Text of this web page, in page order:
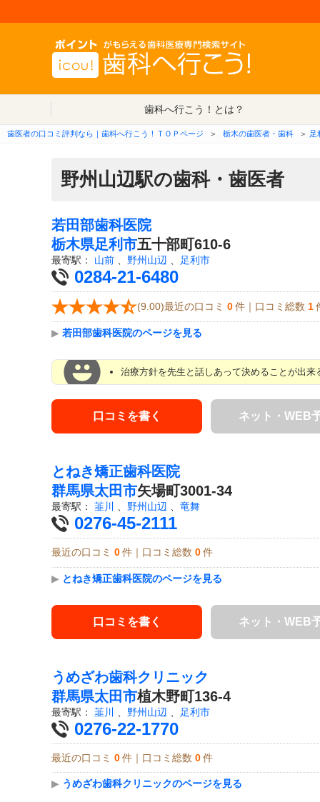
歯科へ行こう！とは？
歯医者の口コミ評判なら｜歯科へ行こう！ＴＯＰページ ＞ 栃木の歯医者・歯科 ＞ 足
野州山辺駅の歯科・歯医者
若田部歯科医院
栃木県足利市五十部町610-6
最寄駅： 山前 野州山辺 足利市
0284-21-6480
(9.00)最近の口コミ 0 件｜口コミ総数 1
▶ 若田部歯科医院のページを見る
治療方針を先生と話しあって決めることが出
口コミを書く ネット・WEB
とねき矯正歯科医院
群馬県太田市矢場町3001-34
最寄駅： 韮川 野州山辺 竜舞
0276-45-2111
最近の口コミ 0 件｜口コミ総数 0 件
▶ とねき矯正歯科医院のページを見る
口コミを書く ネット・WEB
うめざわ歯科クリニック
群馬県太田市植木野町136-4
最寄駅： 韮川 野州山辺 足利市
0276-22-1770
最近の口コミ 0 件｜口コミ総数 0 件
▶ うめざわ歯科クリニックのページを見る